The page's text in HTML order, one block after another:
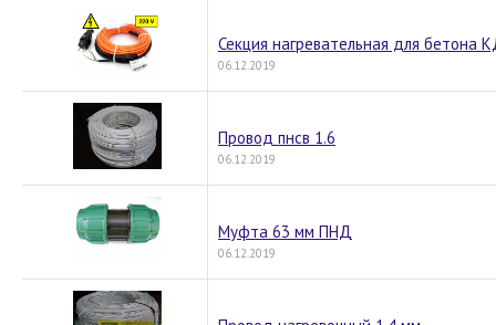
Секция нагревательная для бетона
06.12.2019
Провод пнсв 1.6
06.12.2019
Муфта 63 мм ПНД
06.12.2019